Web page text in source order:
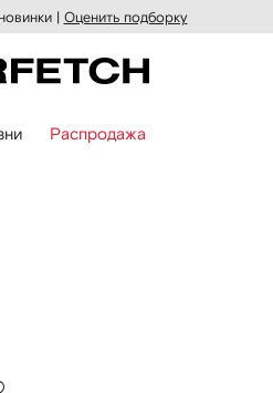
| Оценить подборку
Распродажа